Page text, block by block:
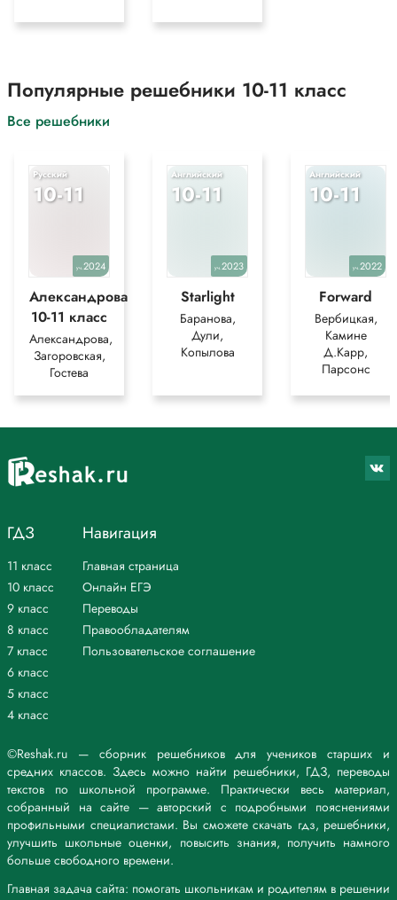
Популярные решебники 10-11 класс
Все решебники
Русский
10-11
уч. 2024
Александрова
10-11 класс
Александрова,
Загоровская,
Гостева
Английский
10-11
уч. 2023
Starlight
Баранова,
Дули,
Копылова
Английский
10-11
уч. 2022
Forward
Вербицкая,
Камине
Д.Карр,
Парсонс
©Reshak.ru — сборник решебников для учеников старших и
средних классов. Здесь можно найти решебники, ГДЗ, переводы
текстов по школьной программе. Практически весь материал,
собранный на сайте — авторский с подробными пояснениями
профильными специалистами. Вы сможете скачать гдз, решебники,
улучшить школьные оценки, повысить знания, получить намного
больше свободного времени.
Главная задача сайта: помогать школьникам и родителям в решении
ГДЗ
11 класс
10 класс
9 класс
8 класс
7 класс
6 класс
5 класс
4 класс
Навигация
Главная страница
Онлайн ЕГЭ
Переводы
Правообладателям
Пользовательское соглашение